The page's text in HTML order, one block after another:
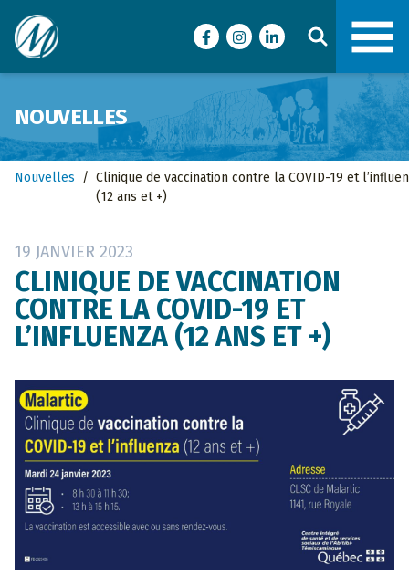
Ville de Malartic
FacebookInstagramLinkedIn
NOUVELLES
Nouvelles / Clinique de vaccination contre la COVID-19 et
(12 ans et +)
19 JANVIER 2023
CLINIQUE DE VACCINATION
CONTRE LA COVID-19 ET
L’INFLUENZA (12 ANS ET +)